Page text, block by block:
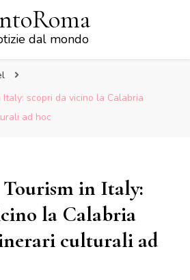
dal mondo
Italy: scopri da vicino la Calabria
ad hoc
Tourism in Italy:
la Calabria
culturali ad